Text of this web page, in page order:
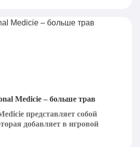
Medicie – больше трав
представляет собой
добавляет в игровой